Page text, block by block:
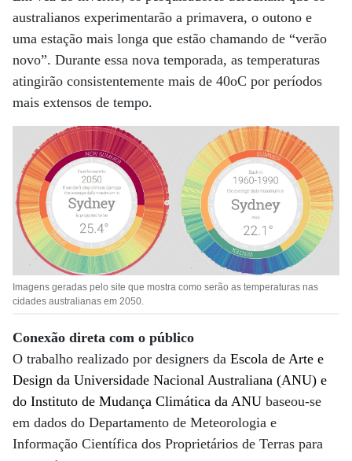
australianos experimentarão a primavera, o outono e
uma estação mais longa que estão chamando de “verão
novo”. Durante essa nova temporada, as temperaturas
atingirão consistentemente mais de 40oC por períodos
mais extensos de tempo.
Imagens geradas pelo site que mostra como serão as temperaturas nas
cidades australianas em 2050.
Conexão direta com o público
O trabalho realizado por designers da Escola de Arte e
Design da Universidade Nacional Australiana (ANU) e
do Instituto de Mudança Climática da ANU baseou-se
em dados do Departamento de Meteorologia e
Informação Científica dos Proprietários de Terras para